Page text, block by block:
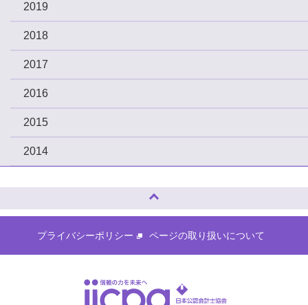
2019
2018
2017
2016
2015
2014
プライバシーポリシー ページの取り扱いについて